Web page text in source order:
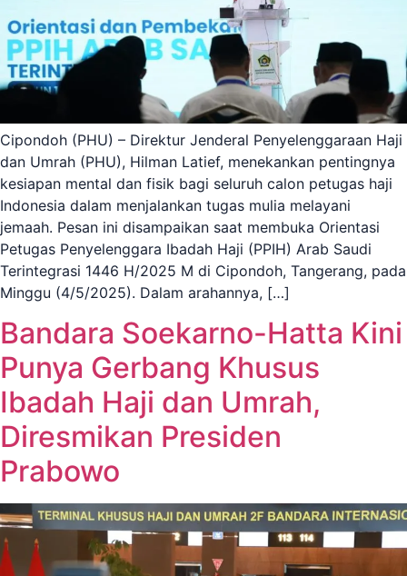
Cipondoh (PHU) – Direktur Jenderal Penyelenggaraan Haji
dan Umrah (PHU), Hilman Latief, menekankan pentingnya
kesiapan mental dan fisik bagi seluruh calon petugas haji
Indonesia dalam menjalankan tugas mulia melayani
jemaah. Pesan ini disampaikan saat membuka Orientasi
Petugas Penyelenggara Ibadah Haji (PPIH) Arab Saudi
Terintegrasi 1446 H/2025 M di Cipondoh, Tangerang, pada
Minggu (4/5/2025). Dalam arahannya, […]
Bandara Soekarno-Hatta Kini
Punya Gerbang Khusus
Ibadah Haji dan Umrah,
Diresmikan Presiden
Prabowo